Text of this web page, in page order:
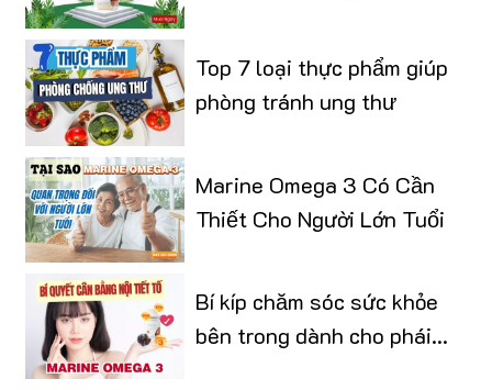
Top 7 loại thực phẩm giúp
phòng tránh ung thư
Marine Omega 3 Có Cần
Thiết Cho Người Lớn Tuổi
Bí kíp chăm sóc sức khỏe
bên trong dành cho phái